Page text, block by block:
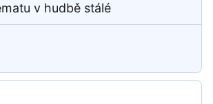
v hudbě stálé